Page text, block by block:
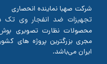
شرکت صهبا نماینده انحصاری
تجهیزات ضد انفجار وی تک
محصولات نظارت تصویری
مجری بزرگترین پروژه های
ایران می‌باشد.